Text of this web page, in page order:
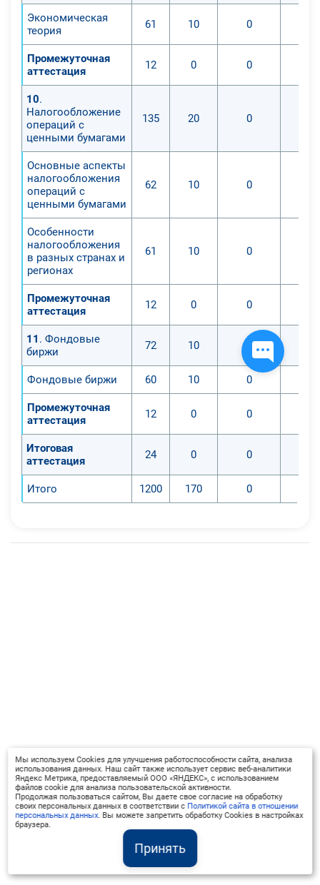
Экономическая
теория
61 10 0
Промежуточная
аттестация
12 0 0
10.
Налогообложение
операций с
ценными бумагами
135 20 0
Основные аспекты
налогообложения
операций с
ценными бумагами
62 10 0
Особенности
налогообложения
в разных странах и
регионах
61 10 0
Промежуточная
аттестация
12 0 0
11 . Фондовые
биржи
72 10
Фондовые биржи 60 10 0
Промежуточная
аттестация
12 0 0
Итоговая
аттестация
24 0 0
Итого 1200 170 0
Принять
Мы используем Cookies для улучшения работоспособности сайта, анализа
использования данных. Наш сайт также использует сервис веб-аналитики
Яндекс Метрика, предоставляемый ООО «ЯНДЕКС», с использованием
файлов cookie для анализа пользовательской активности.
Продолжая пользоваться сайтом, Вы даете свое согласие на обработку
своих персональных данных в соответствии с Политикой сайта в отношении
персональных данных. Вы можете запретить обработку Cookies в настройках
браузера.